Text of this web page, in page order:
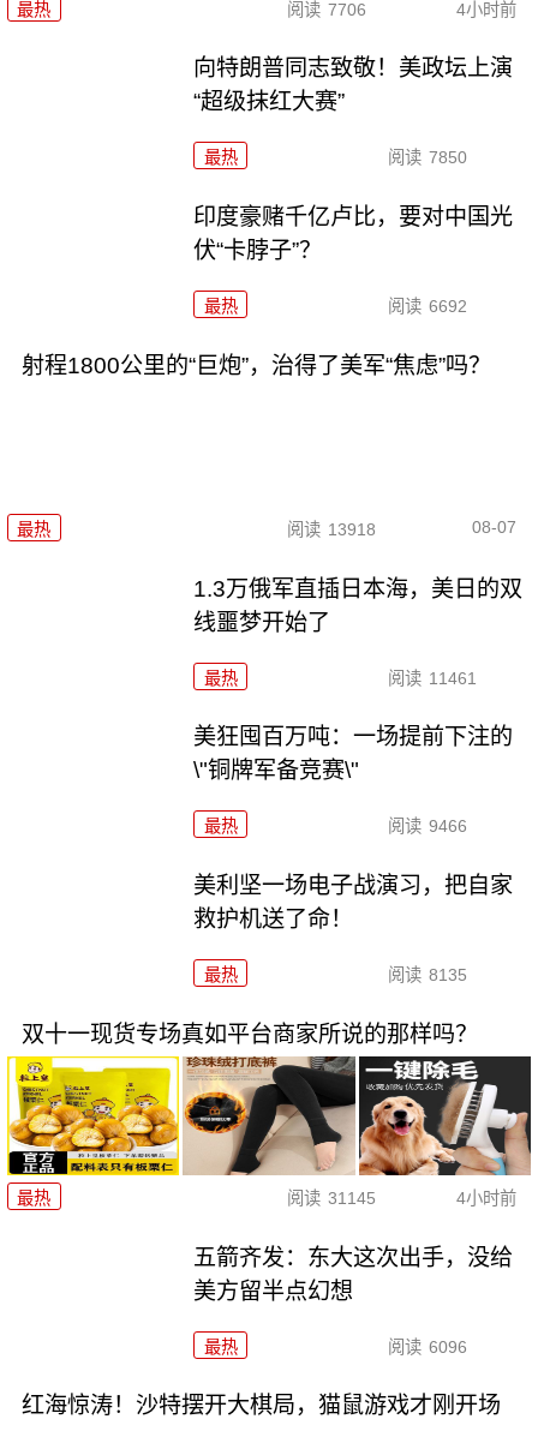
最热 阅读 7706 4小时前
向特朗普同志致敬！美政坛上演
“超级抹红大赛”
最热 阅读 7850
印度豪赌千亿卢比，要对中国光
伏“卡脖子”？
最热 阅读 6692
射程1800公里的“巨炮”，治得了美军“焦虑”吗？
最热 阅读 13918 08-07
1.3万俄军直插日本海，美日的双
线噩梦开始了
最热 阅读 11461
美狂囤百万吨：一场提前下注的
\"铜牌军备竞赛\"
最热 阅读 9466
美利坚一场电子战演习，把自家
救护机送了命！
最热 阅读 8135
双十一现货专场真如平台商家所说的那样吗？
最热 阅读 31145 4小时前
五箭齐发：东大这次出手，没给
美方留半点幻想
最热 阅读 6096
红海惊涛！沙特摆开大棋局，猫鼠游戏才刚开场